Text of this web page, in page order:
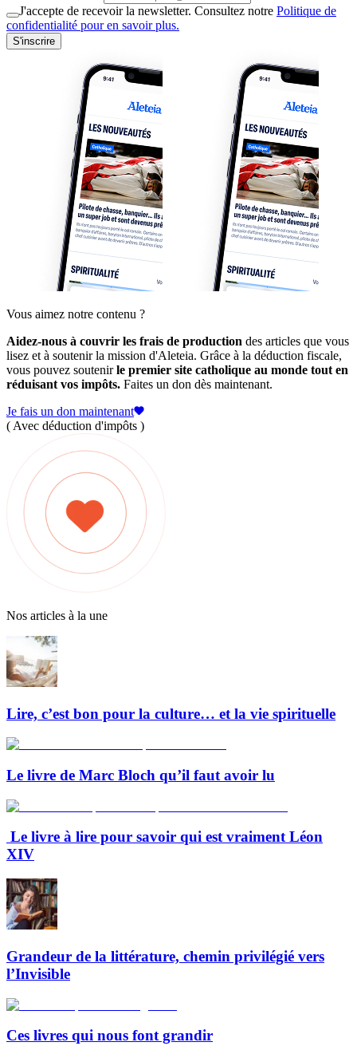
J'accepte de recevoir la newsletter. Consultez notre Politique de
confidentialité pour en savoir plus.
S'inscrire
Vous aimez notre contenu ?
Aidez-nous à couvrir les frais de production des articles que vous
lisez et à soutenir la mission d'Aleteia. Grâce à la déduction fiscale,
vous pouvez soutenirle premier site catholique au monde tout en
réduisant vos impôts. Faites un don dès maintenant.
Je fais un don maintenant
( Avec déduction d'impôts )
Nos articles à la une
Lire, c’est bon pour la culture… et la vie spirituelle
Le livre de Marc Bloch qu’il faut avoir lu
Le livre à lire pour savoir qui est vraiment Léon
XIV
Grandeur de la littérature, chemin privilégié vers
l’Invisible
Ces livres qui nous font grandir